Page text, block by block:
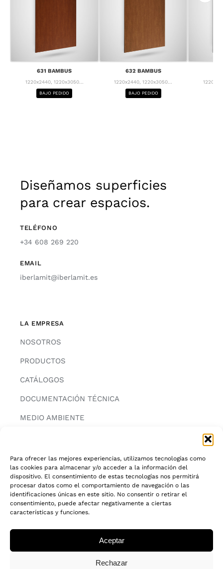
Para ofrecer las mejores experiencias, utilizamos tecnologías como
las cookies para almacenar y/o acceder a la información del
dispositivo. El consentimiento de estas tecnologías nos permitirá
procesar datos como el comportamiento de navegación o las
identificaciones únicas en este sitio. No consentir o retirar el
consentimiento, puede afectar negativamente a ciertas
características y funciones.
Aceptar
Rechazar
631 BAMBUS
1220x2440, 1220x3050...
BAJO PEDIDO
632 BAMBUS
1220x2440, 1220x3050...
BAJO PEDIDO
Diseñamos superficies
para crear espacios.
TELÉFONO
+34 608 269 220
EMAIL
iberlamit@iberlamit.es
LA EMPRESA
NOSOTROS
PRODUCTOS
CATÁLOGOS
DOCUMENTACIÓN TÉCNICA
MEDIO AMBIENTE
INFORMACIÓN
AVISO LEGAL
POLITICA DE PRIVACIDAD
CADENA DE CUSTODIA FSC®